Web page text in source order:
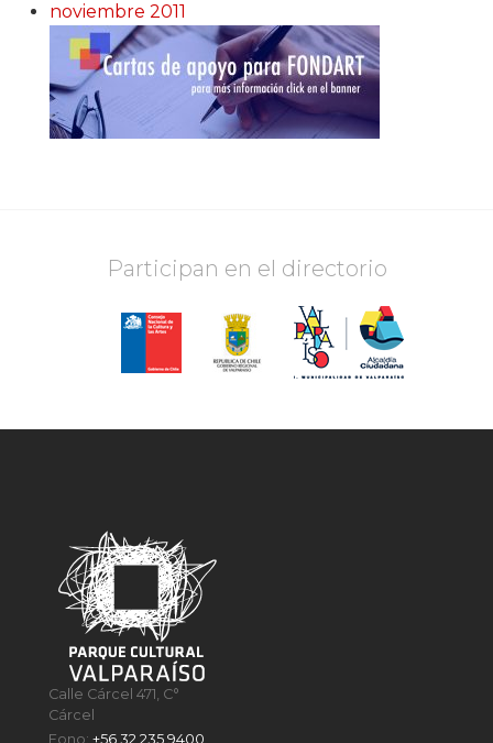
noviembre 2011
Participan en el directorio
Calle Cárcel 471, C°
Cárcel
Fono:+56 32 235 9400